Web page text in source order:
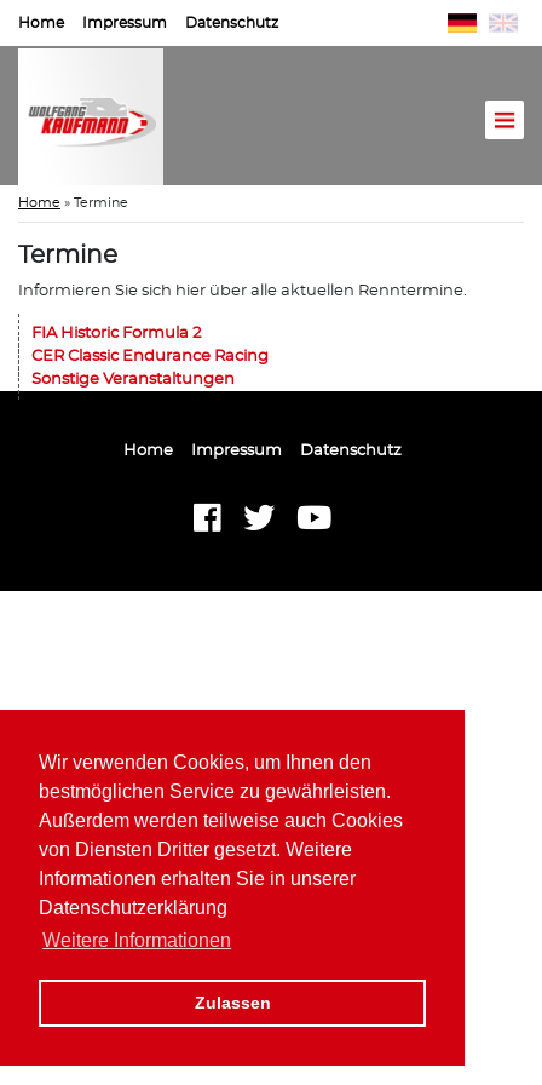
Wir verwenden Cookies, um Ihnen den
bestmöglichen Service zu gewährleisten.
Außerdem werden teilweise auch Cookies
von Diensten Dritter gesetzt. Weitere
Informationen erhalten Sie in unserer
Datenschutzerklärung
Weitere Informationen
Zulassen
Home Impressum Datenschutz
Home » Termine
Termine
Informieren Sie sich hier über alle aktuellen Renntermine.
FIA Historic Formula 2
CER Classic Endurance Racing
Sonstige Veranstaltungen
Home Impressum Datenschutz